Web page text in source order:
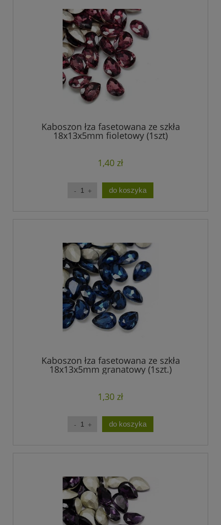
Kaboszon łza fasetowana ze szkła
18x13x5mm fioletowy (1szt)
1,40 zł
do koszyka
Kaboszon łza fasetowana ze szkła
18x13x5mm granatowy (1szt.)
1,30 zł
do koszyka